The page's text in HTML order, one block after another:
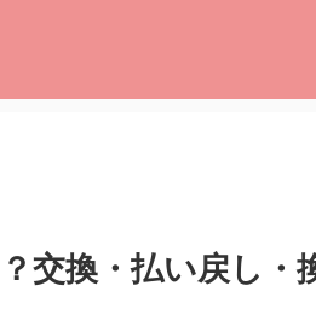
交換・払い戻し・